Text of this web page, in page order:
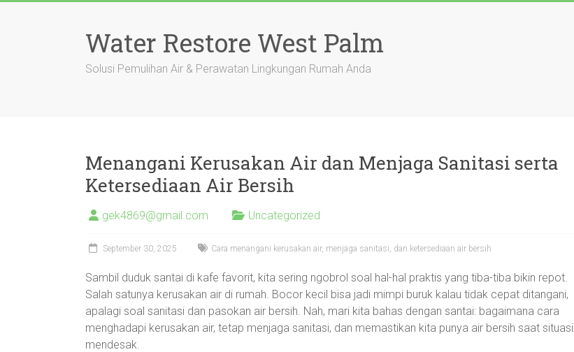
Water Restore West Palm
Solusi Pemulihan Air & Perawatan Lingkungan Rumah Anda
Menangani Kerusakan Air dan Menjaga Sanitasi serta
Ketersediaan Air Bersih
gek4869@gmail.com Uncategorized
September 30, 2025 Cara menangani kerusakan air, menjaga sanitasi, dan ketersediaan air bersih
Sambil duduk santai di kafe favorit, kita sering ngobrol soal hal-hal praktis yang tiba-tiba bikin repot.
Salah satunya kerusakan air di rumah. Bocor kecil bisa jadi mimpi buruk kalau tidak cepat ditangani,
apalagi soal sanitasi dan pasokan air bersih. Nah, mari kita bahas dengan santai: bagaimana cara
menghadapi kerusakan air, tetap menjaga sanitasi, dan memastikan kita punya air bersih saat situasi
mendesak.